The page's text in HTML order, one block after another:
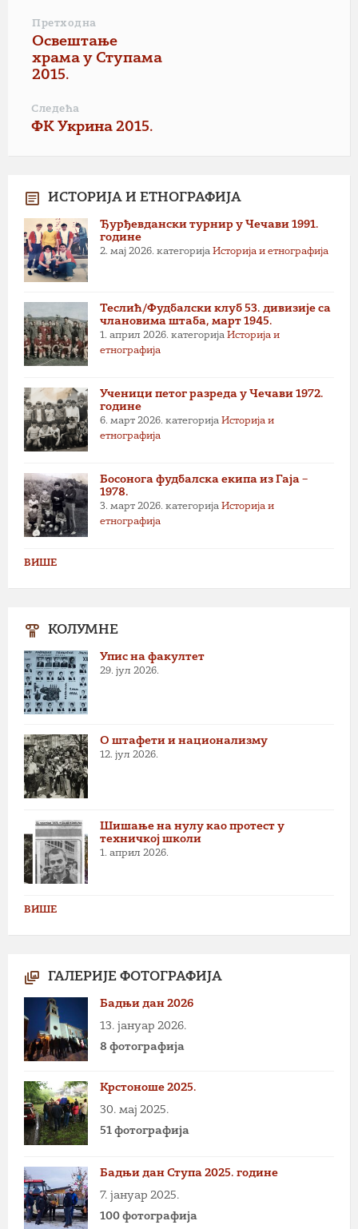
Претходна
Освештање
храма у Ступама
2015.
Следећа
ФК Укрина 2015.
ИСТОРИЈА И ЕТНОГРАФИЈА
Ђурђевдански турнир у Чечави 1991.
године
2. мај 2026. категорија Историја и етнографија
Теслић/Фудбалски клуб 53. дивизије са
члановима штаба, март 1945.
1. април 2026. категорија Историја и
етнографија
Ученици петог разреда у Чечави 1972.
године
6. март 2026. категорија Историја и
етнографија
Босонога фудбалска екипа из Гаја –
1978.
3. март 2026. категорија Историја и
етнографија
ВИШЕ
КОЛУМНЕ
Упис на факултет
29. јул 2026.
О штафети и национализму
12. јул 2026.
Шишање на нулу као протест у
техничкој школи
1. април 2026.
ВИШЕ
ГАЛЕРИЈЕ ФОТОГРАФИЈА
Бадњи дан 2026
13. јануар 2026.
8 фотографија
Крстоноше 2025.
30. мај 2025.
51 фотографија
Бадњи дан Ступа 2025. године
7. јануар 2025.
100 фотографија